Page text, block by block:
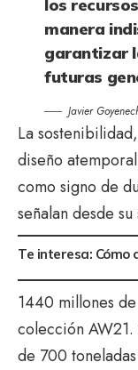
los
manera
garantizar
futuras
Javier
La
diseño
como signo de
señalan desde
Te interesa: Cómo
1440 millones
colección
de 700